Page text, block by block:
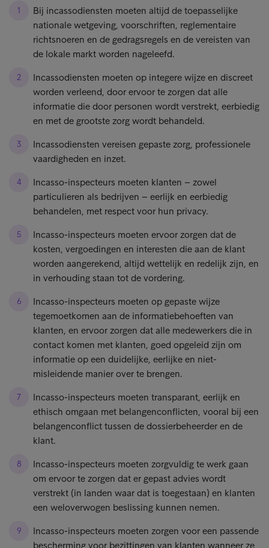
Bij incassodiensten moeten altijd de toepasselijke
nationale wetgeving, voorschriften, reglementaire
richtsnoeren en de gedragsregels en de vereisten van
de lokale markt worden nageleefd.
Incassodiensten moeten op integere wijze en discreet
worden verleend, door ervoor te zorgen dat alle
informatie die door personen wordt verstrekt, eerbiedig
en met de grootste zorg wordt behandeld.
Incassodiensten vereisen gepaste zorg, professionele
vaardigheden en inzet.
Incasso-inspecteurs moeten klanten – zowel
particulieren als bedrijven – eerlijk en eerbiedig
behandelen, met respect voor hun privacy.
Incasso-inspecteurs moeten ervoor zorgen dat de
kosten, vergoedingen en interesten die aan de klant
worden aangerekend, altijd wettelijk en redelijk zijn, en
in verhouding staan tot de vordering.
Incasso-inspecteurs moeten op gepaste wijze
tegemoetkomen aan de informatiebehoeften van
klanten, en ervoor zorgen dat alle medewerkers die in
contact komen met klanten, goed opgeleid zijn om
informatie op een duidelijke, eerlijke en niet-
misleidende manier over te brengen.
Incasso-inspecteurs moeten transparant, eerlijk en
ethisch omgaan met belangenconflicten, vooral bij een
belangenconflict tussen de dossierbeheerder en de
klant.
Incasso-inspecteurs moeten zorgvuldig te werk gaan
om ervoor te zorgen dat er gepast advies wordt
verstrekt (in landen waar dat is toegestaan) en klanten
een weloverwogen beslissing kunnen nemen.
Incasso-inspecteurs moeten zorgen voor een passende
bescherming voor bezittingen van klanten wanneer ze